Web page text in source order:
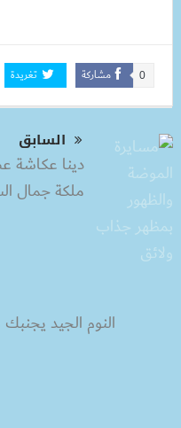
مشاركة 0 تغريدة
السابق
ملكة جمال
النوم الجيد